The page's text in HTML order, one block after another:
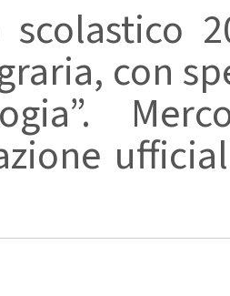
scolastico
con